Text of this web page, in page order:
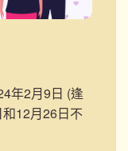
年2月9日 (逢
12月26日不